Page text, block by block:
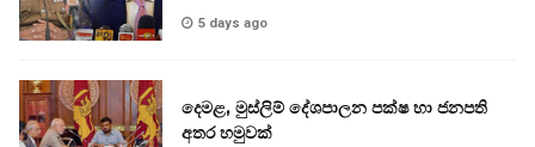
5 days ago
දෙමළ, මුස්ලිම් දේශපාලන පක්ෂ හා ජනපති
අතර හමුවක්